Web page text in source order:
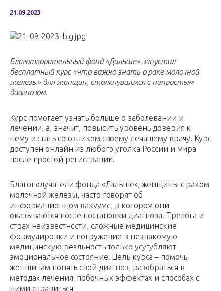
21.09.2023
Благотворительный фонд «Дальше» запустил
бесплатный курс «Что важно знать о раке молочной
железы» для женщин, столкнувшихся с непростым
диагнозом.
Курс помогает узнать больше о заболевании и
лечении, а, значит, повысить уровень доверия к
нему и стать союзником своему лечащему врачу. Курс
доступен онлайн из любого уголка России и мира
после простой регистрации.
Благополучатели фонда «Дальше», женщины с раком
молочной железы, часто говорят об
информационном вакууме, в котором они
оказываются после постановки диагноза. Тревога и
страх неизвестности, сложные медицинские
формулировки и погружение в незнакомую
медицинскую реальность только усугубляют
эмоциональное состояние. Цель курса – помочь
женщинам понять свой диагноз, разобраться в
методах лечения, побочных эффектах и способах с
ними справиться.